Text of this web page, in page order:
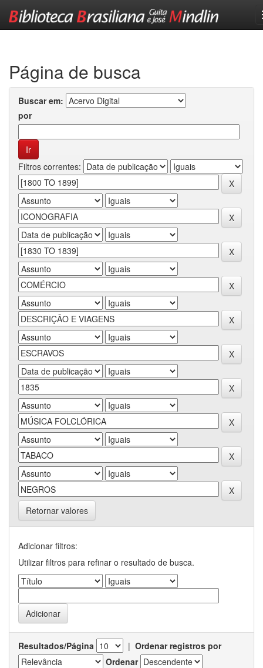
Página de busca
Buscar em:
por
Filtros correntes:
Retornar valores
Adicionar filtros:
Utilizar filtros para refinar o resultado de busca.
Resultados/Página | Ordenar registros por
Ordenar